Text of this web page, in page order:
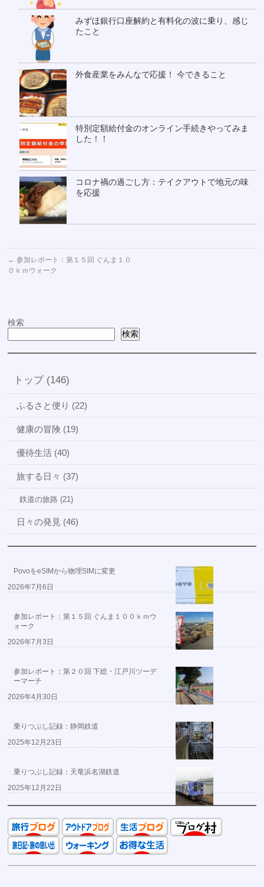
みずほ銀行口座解約と有料化の波に乗り、感じ
たこと
外食産業をみんなで応援！ 今できること
特別定額給付金のオンライン手続きやってみま
した！！
コロナ禍の過ごし方：テイクアウトで地元の味
を応援
← 参加レポート：第１５回 ぐんま１０
０ｋｍウォーク
検索
検索
トップ (146)
ふるさと便り (22)
健康の冒険 (19)
優待生活 (40)
旅する日々 (37)
鉄道の旅路 (21)
日々の発見 (46)
PovoをeSIMから物理SIMに変更
2026年7月6日
参加レポート：第１５回 ぐんま１００ｋｍウ
ォーク
2026年7月3日
参加レポート：第２０回 下総・江戸川ツーデ
ーマーチ
2026年4月30日
乗りつぶし記録：静岡鉄道
2025年12月23日
乗りつぶし記録：天竜浜名湖鉄道
2025年12月22日